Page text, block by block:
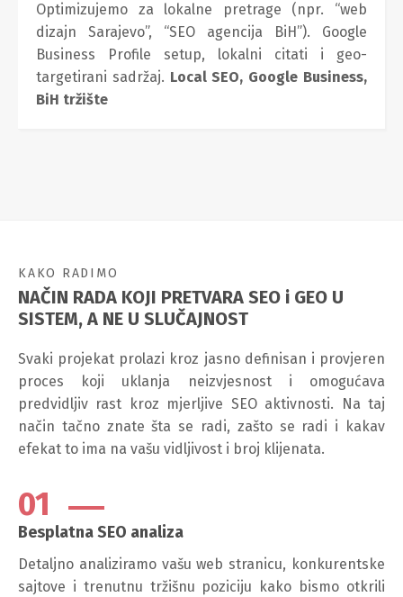
Optimizujemo za lokalne pretrage (npr. “web
dizajn Sarajevo”, “SEO agencija BiH”). Google
Business Profile setup, lokalni citati i geo-
targetirani sadržaj. Local SEO, Google Business,
BiH tržište
KAKO RADIMO
NAČIN RADA KOJI PRETVARA SEO i GEO U
SISTEM, A NE U SLUČAJNOST
Svaki projekat prolazi kroz jasno definisan i provjeren
proces koji uklanja neizvjesnost i omogućava
predvidljiv rast kroz mjerljive SEO aktivnosti. Na taj
način tačno znate šta se radi, zašto se radi i kakav
efekat to ima na vašu vidljivost i broj klijenata.
01
Besplatna SEO analiza
Detaljno analiziramo vašu web stranicu, konkurentske
sajtove i trenutnu tržišnu poziciju kako bismo otkrili